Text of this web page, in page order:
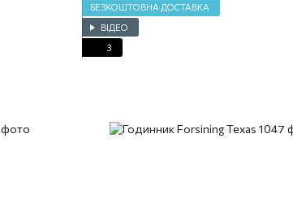
БЕЗКОШТОВНА ДОСТАВКА
ВІДЕО
3